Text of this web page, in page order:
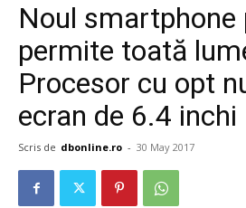
Noul smartphone
permite toată
Procesor cu opt
ecran de 6.4 inchi
Scris de dbonline.ro - 30 May 2017